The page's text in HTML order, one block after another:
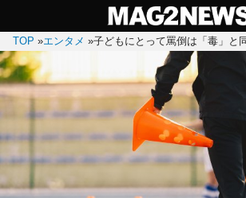
TOP »エンタメ »子どもにとって罵倒は「毒」と